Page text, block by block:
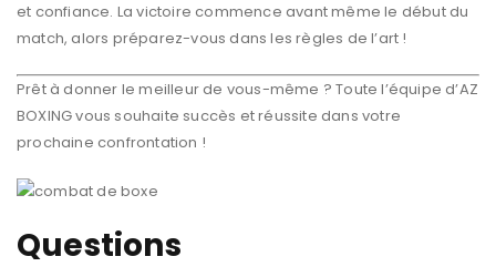
et confiance. La victoire commence avant même le début du
match, alors préparez-vous dans les règles de l’art !
Prêt à donner le meilleur de vous-même ? Toute l’équipe d’AZ
BOXING vous souhaite succès et réussite dans votre
prochaine confrontation !
Questions